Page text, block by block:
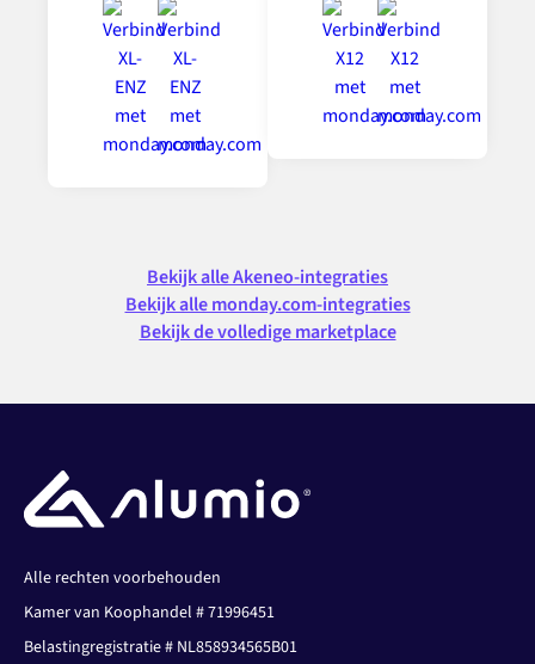
Bekijk alle Akeneo-integraties
Bekijk alle monday.com-integraties
Bekijk de volledige marketplace
Alle rechten voorbehouden
Kamer van Koophandel # 71996451
Belastingregistratie # NL858934565B01